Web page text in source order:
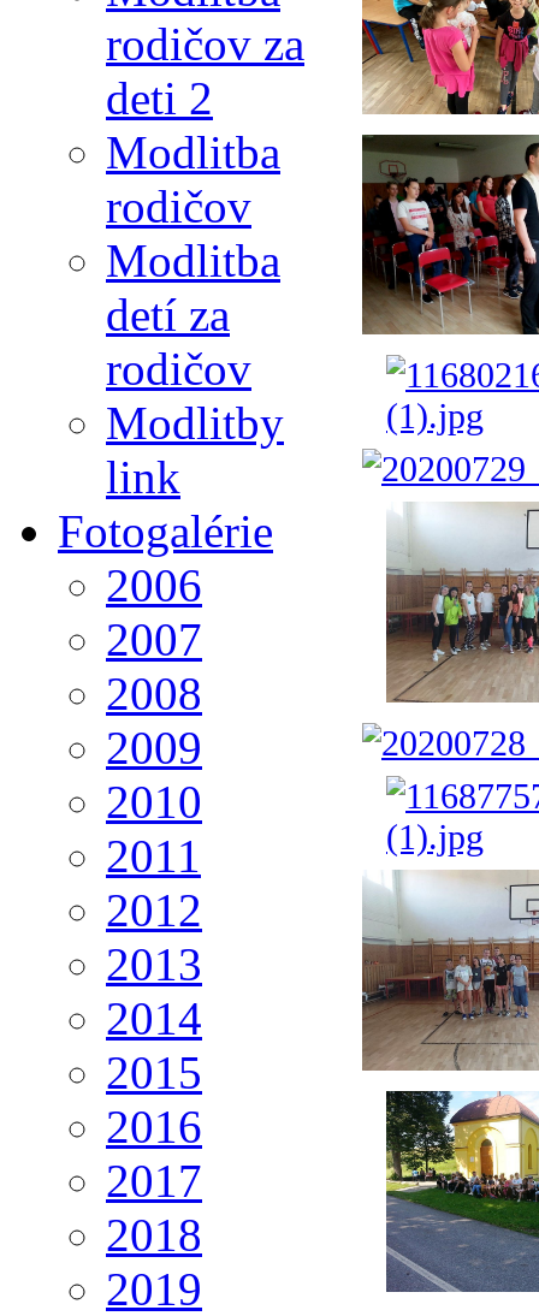
rodičov za
deti 2
Modlitba
rodičov
Modlitba
detí za
rodičov
Modlitby
link
Fotogalérie
2006
2007
2008
2009
2010
2011
2012
2013
2014
2015
2016
2017
2018
2019